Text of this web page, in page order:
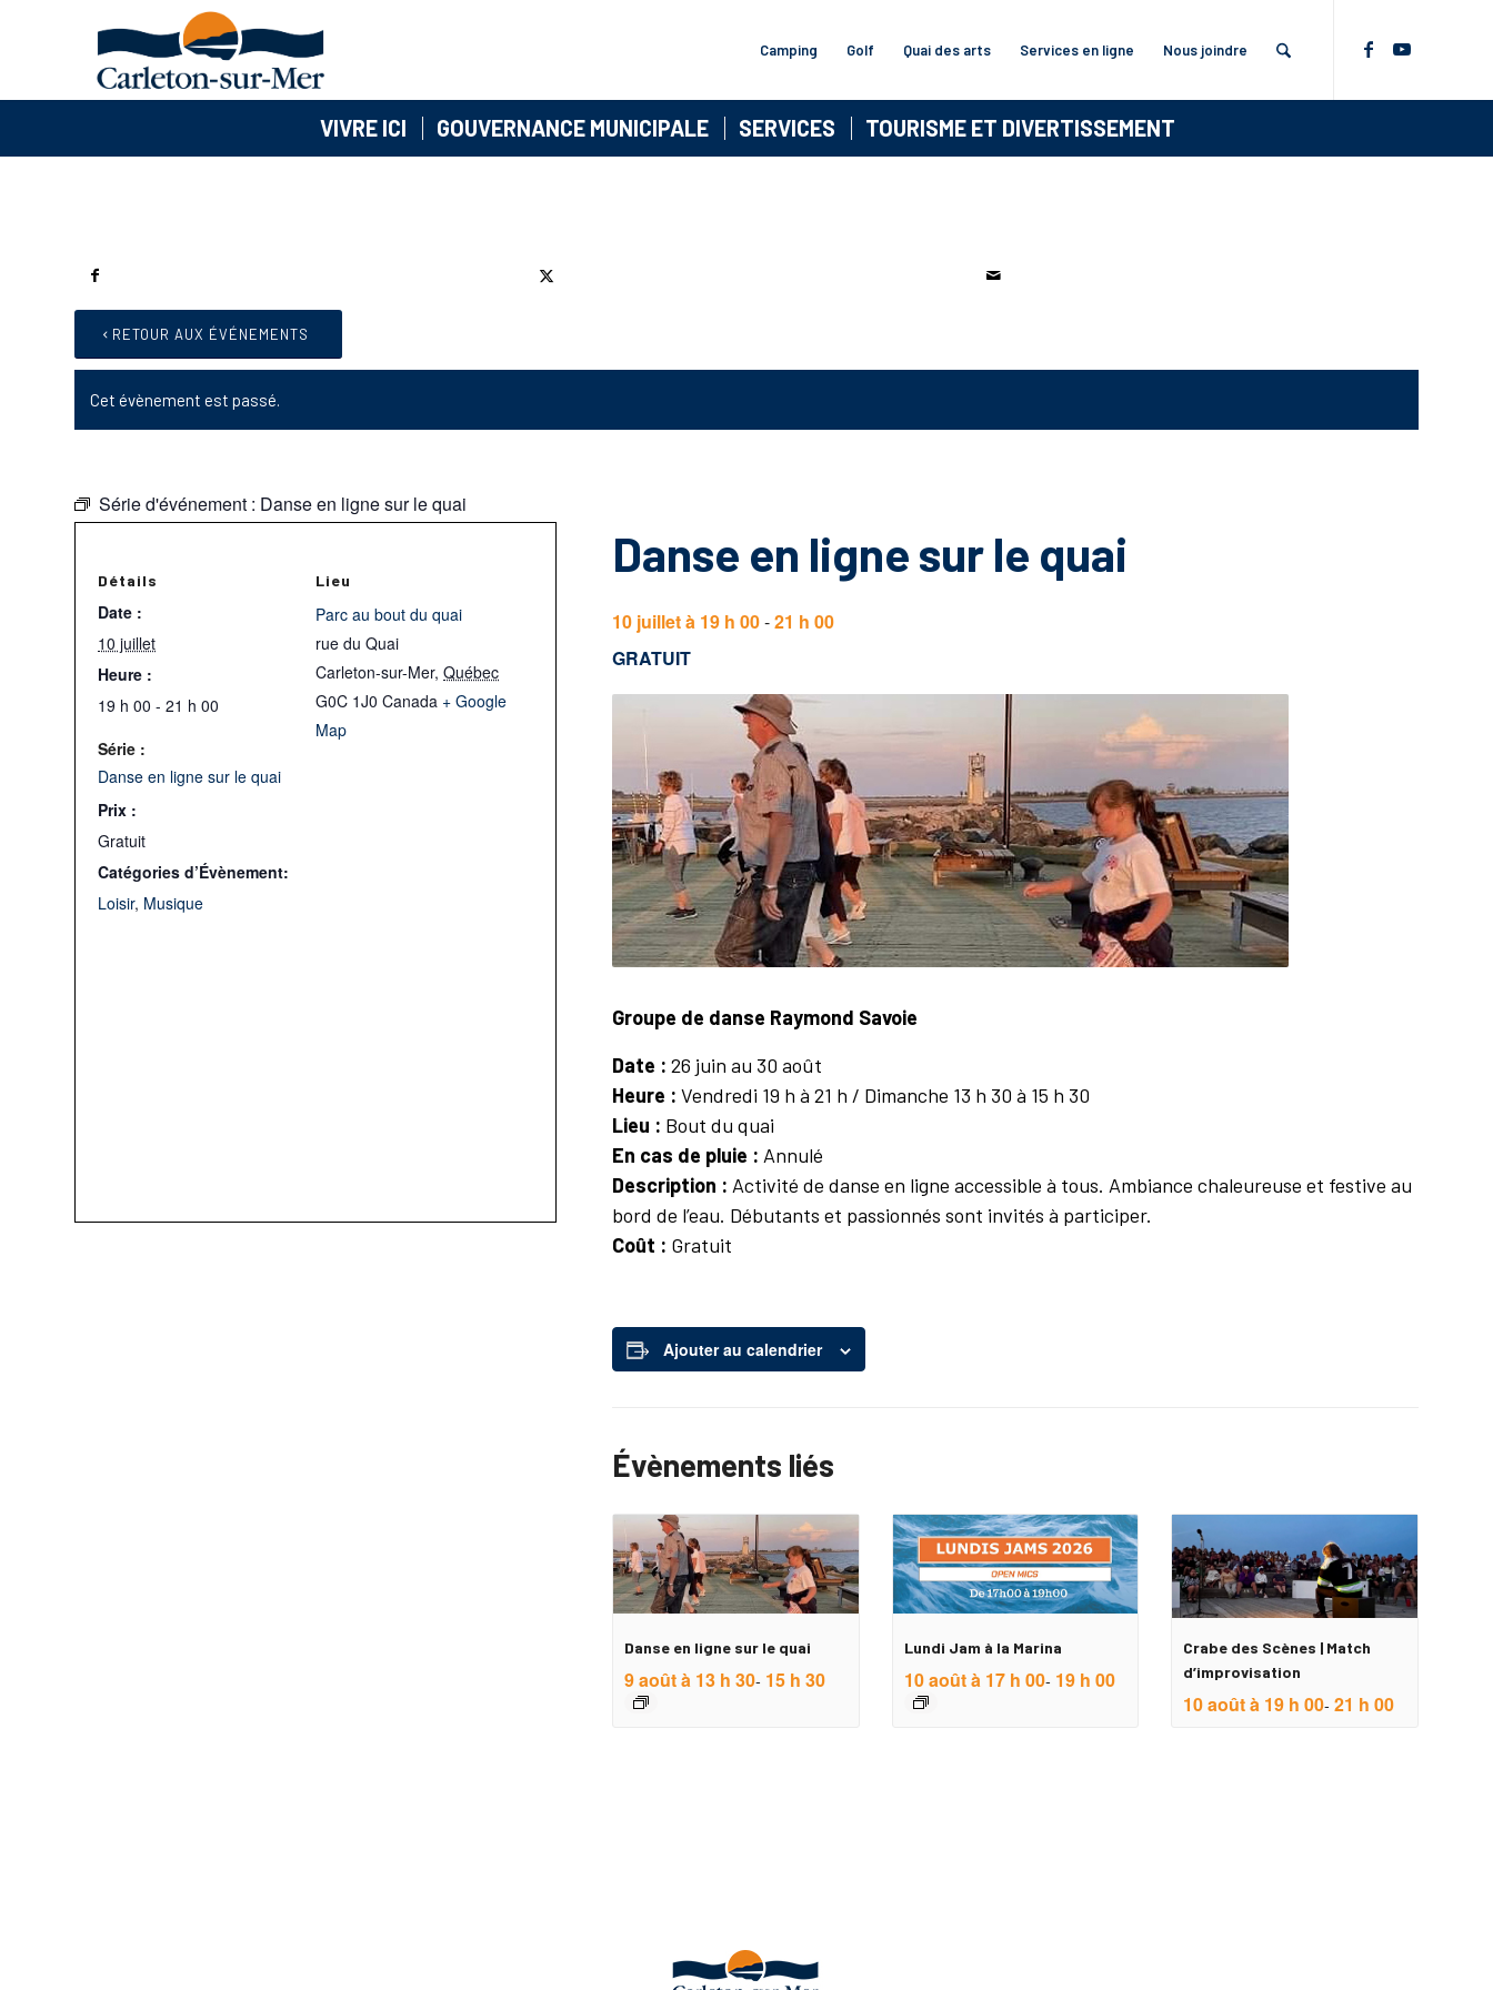
Camping Golf Quai des arts Services en ligne Nous joindre
VIVRE ICI GOUVERNANCE MUNICIPALE SERVICES TOURISME ET DIVERTISSEMENT
RETOUR AUX ÉVÉNEMENTS
Cet évènement est passé.
Série d'événement : Danse en ligne sur le quai
Danse en ligne sur le quai
10 juillet à 19 h 00-21 h 00
GRATUIT
Groupe de danse Raymond Savoie
Date : 26 juin au 30 août
Heure : Vendredi 19 h à 21 h / Dimanche 13 h 30 à 15 h 30
Lieu : Bout du quai
En cas de pluie : Annulé
Description : Activité de danse en ligne accessible à tous. Ambiance chaleureuse et festive au
bord de l’eau. Débutants et passionnés sont invités à participer.
Coût : Gratuit
Ajouter au calendrier
Évènements liés
Danse en ligne sur le quai
9 août à 13 h 30- 15 h 30
Lundi Jam à la Marina
10 août à 17 h 00- 19 h 00
Crabe des Scènes | Match
d’improvisation
10 août à 19 h 00- 21 h 00
Détails
Date :
10 juillet
Heure :
19 h 00 - 21 h 00
Série :
Danse en ligne sur le quai
Prix :
Gratuit
Catégories d’Évènement:
Loisir, Musique
Lieu
Parc au bout du quai
rue du Quai
Carleton-sur-Mer, Québec
G0C 1J0 Canada + Google
Map